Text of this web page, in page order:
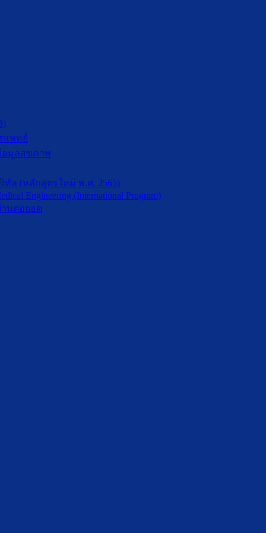
แพทย์
อมูลสุขภาพ
ล (หลักสูตรใหม่ พ.ศ. 2565)
Engineering (International Program)
นต่อยอด